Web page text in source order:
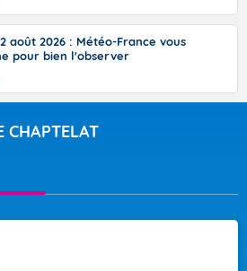
août 2026 : Météo-France vous
pour bien l'observer
CHAPTELAT